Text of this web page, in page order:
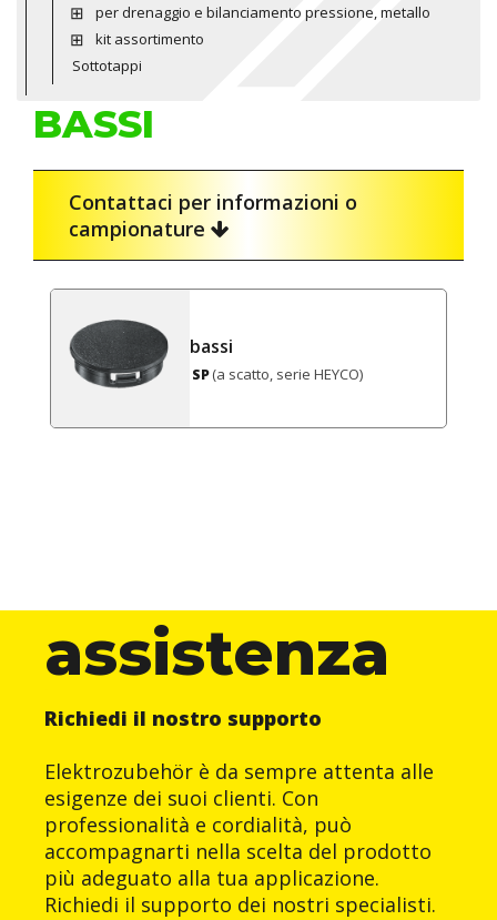
per drenaggio e bilanciamento pressione, metallo
kit assortimento
Sottotappi
BASSI
Contattaci per informazioni o
campionature
bassi
SP (a scatto, serie HEYCO)
assistenza
Richiedi il nostro supporto
Elektrozubehör è da sempre attenta alle
esigenze dei suoi clienti. Con
professionalità e cordialità, può
accompagnarti nella scelta del prodotto
più adeguato alla tua applicazione.
Richiedi il supporto dei nostri specialisti.